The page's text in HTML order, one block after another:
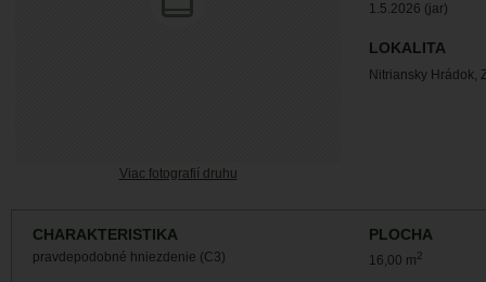
Viac fotografií druhu
1.5.2026 (jar)
LOKALITA
Nitriansky Hrádok,
CHARAKTERISTIKA
pravdepodobné hniezdenie (C3)
PLOCHA
16,00 m2